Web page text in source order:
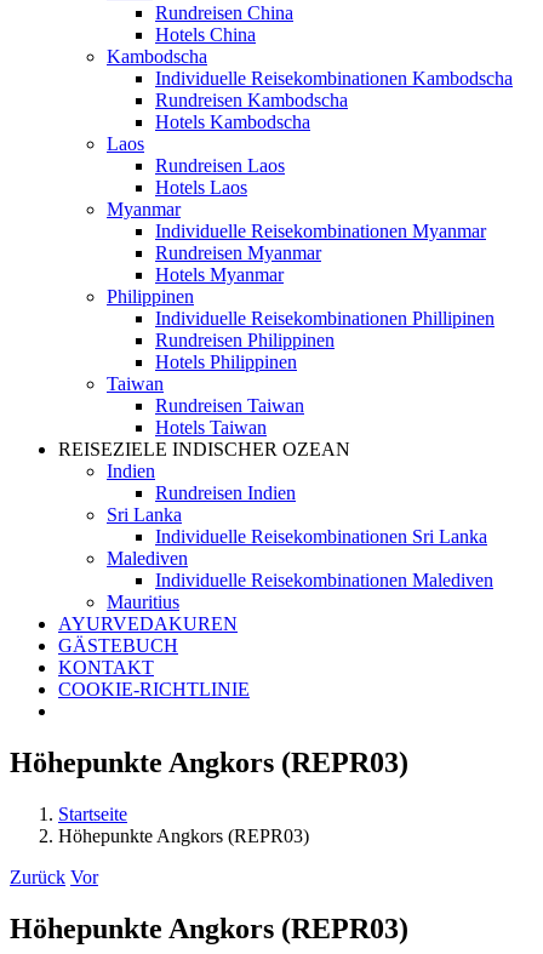
Rundreisen China
Hotels China
Kambodscha
Individuelle Reisekombinationen Kambodscha
Rundreisen Kambodscha
Hotels Kambodscha
Laos
Rundreisen Laos
Hotels Laos
Myanmar
Individuelle Reisekombinationen Myanmar
Rundreisen Myanmar
Hotels Myanmar
Philippinen
Individuelle Reisekombinationen Phillipinen
Rundreisen Philippinen
Hotels Philippinen
Taiwan
Rundreisen Taiwan
Hotels Taiwan
REISEZIELE INDISCHER OZEAN
Indien
Rundreisen Indien
Sri Lanka
Individuelle Reisekombinationen Sri Lanka
Malediven
Individuelle Reisekombinationen Malediven
Mauritius
AYURVEDAKUREN
GÄSTEBUCH
KONTAKT
COOKIE-RICHTLINIE
Höhepunkte Angkors (REPR03)
Startseite
Höhepunkte Angkors (REPR03)
Zurück Vor
Höhepunkte Angkors (REPR03)